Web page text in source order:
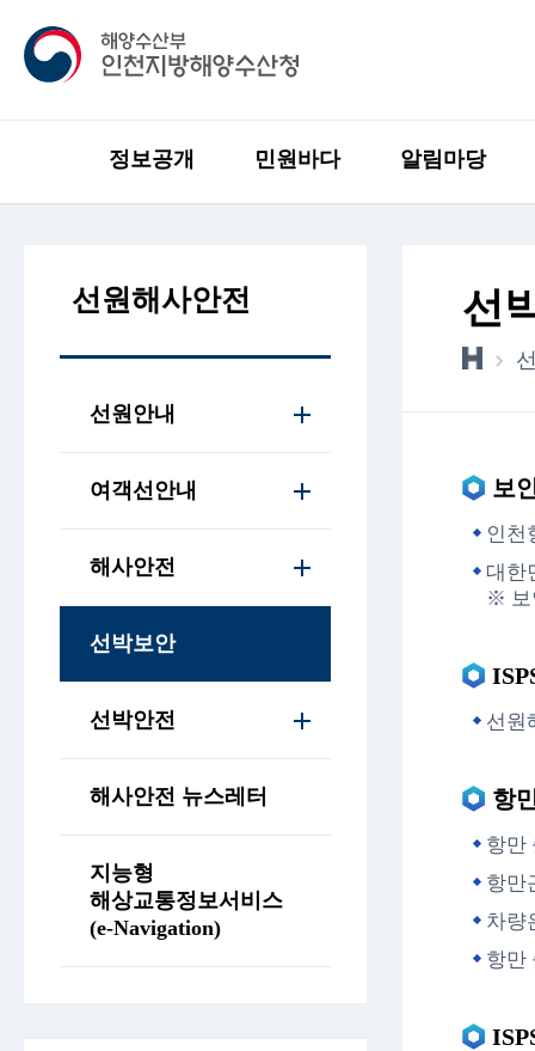
정보공개 민원바다 알림마당
선원해사안전
선원안내
여객선안내
해사안전
선박보안
선박안전
해사안전 뉴스레터
지능형
해상교통정보서비스
(e-Navigation)
선
보
인천
대한
※ 보
선원
항
항만
항만
차량
항만